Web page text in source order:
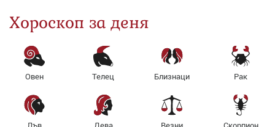
Хороскоп за деня
Овен Телец Близнаци Рак